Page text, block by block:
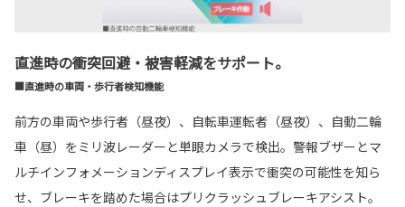
直進時の衝突回避・被害軽減をサポート。
■直進時の車両・歩行者検知機能
前方の車両や歩行者（昼夜）、自転車運転者（昼夜）、自動二輪
車（昼）をミリ波レーダーと単眼カメラで検出。警報ブザーとマ
ルチインフォメーションディスプレイ表示で衝突の可能性を知ら
せ、ブレーキを踏めた場合はプリクラッシュブレーキアシスト。